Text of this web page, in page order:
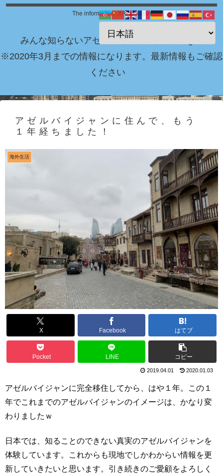
The information of Azerbaijan
みんな知らないアゼルバイジャン情報 Blog！
※2020年3月までの情報になります。最新情報もご確認
ください
アゼルバイジャンに住んで、もう
１年経ちました！
海外生活
X Facebook はてブ
Pocket LINE コピー
2019.04.01 2020.01.03
アゼルバイジャンに完全移住してから、はや１年。この１
年でこれまでのアゼルバイジャンのイメージは、かなり変
わりましたｗ
日本では、知ることのできない真実のアゼルバイジャンを
体験しています。これからも現地でしかわからい情報を更
新していきたいと思います。引き続きのご愛顧をよろしく